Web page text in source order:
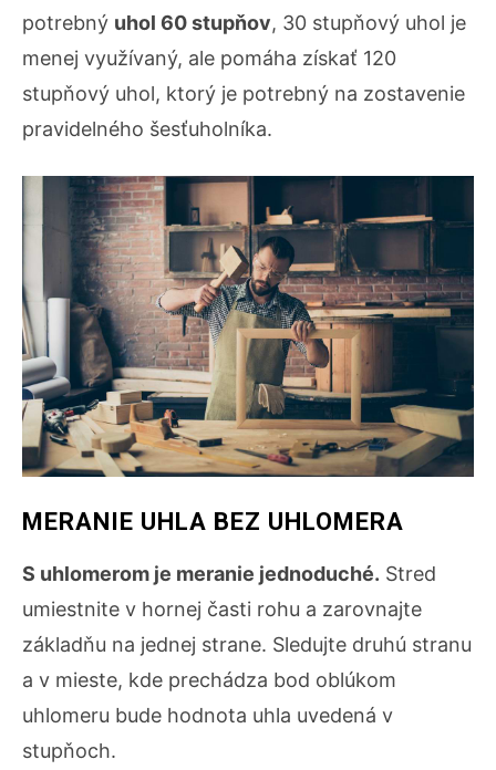
potrebný uhol 60 stupňov, 30 stupňový uhol je
menej využívaný, ale pomáha získať 120
stupňový uhol, ktorý je potrebný na zostavenie
pravidelného šesťuholníka.
MERANIE UHLA BEZ UHLOMERA
S uhlomerom je meranie jednoduché. Stred
umiestnite v hornej časti rohu a zarovnajte
základňu na jednej strane. Sledujte druhú stranu
a v mieste, kde prechádza bod oblúkom
uhlomeru bude hodnota uhla uvedená v
stupňoch.